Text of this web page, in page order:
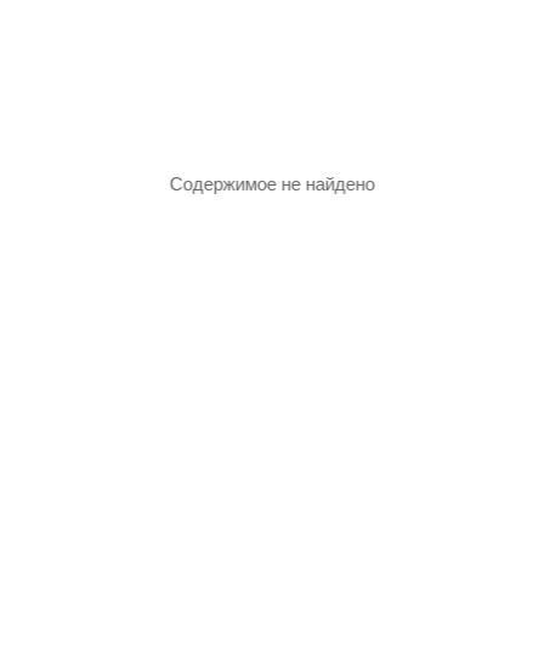
Содержимое не найдено